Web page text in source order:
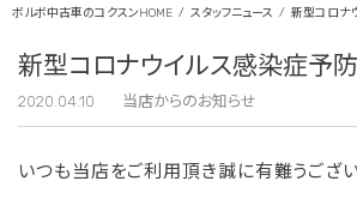
ボルボ中古車のコクスンHOME スタッフニュース 新型コロナ
新型コロナウイルス感染症予
2020.04.10 当店からのお知らせ
いつも当店をご利用頂き誠に有難うござい